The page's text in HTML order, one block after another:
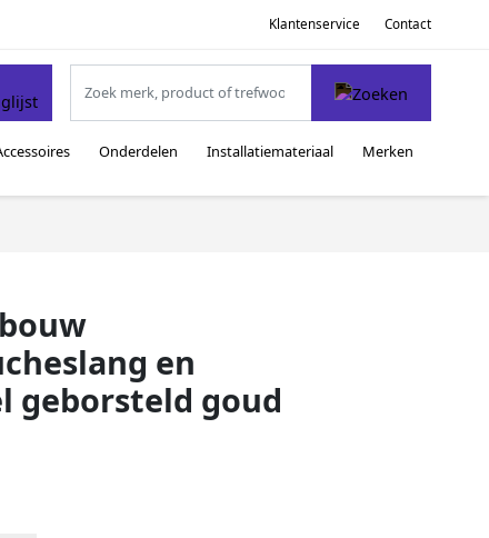
Klantenservice Contact
Onderdelen Installatiemateriaal Merken
en
geborsteld goud